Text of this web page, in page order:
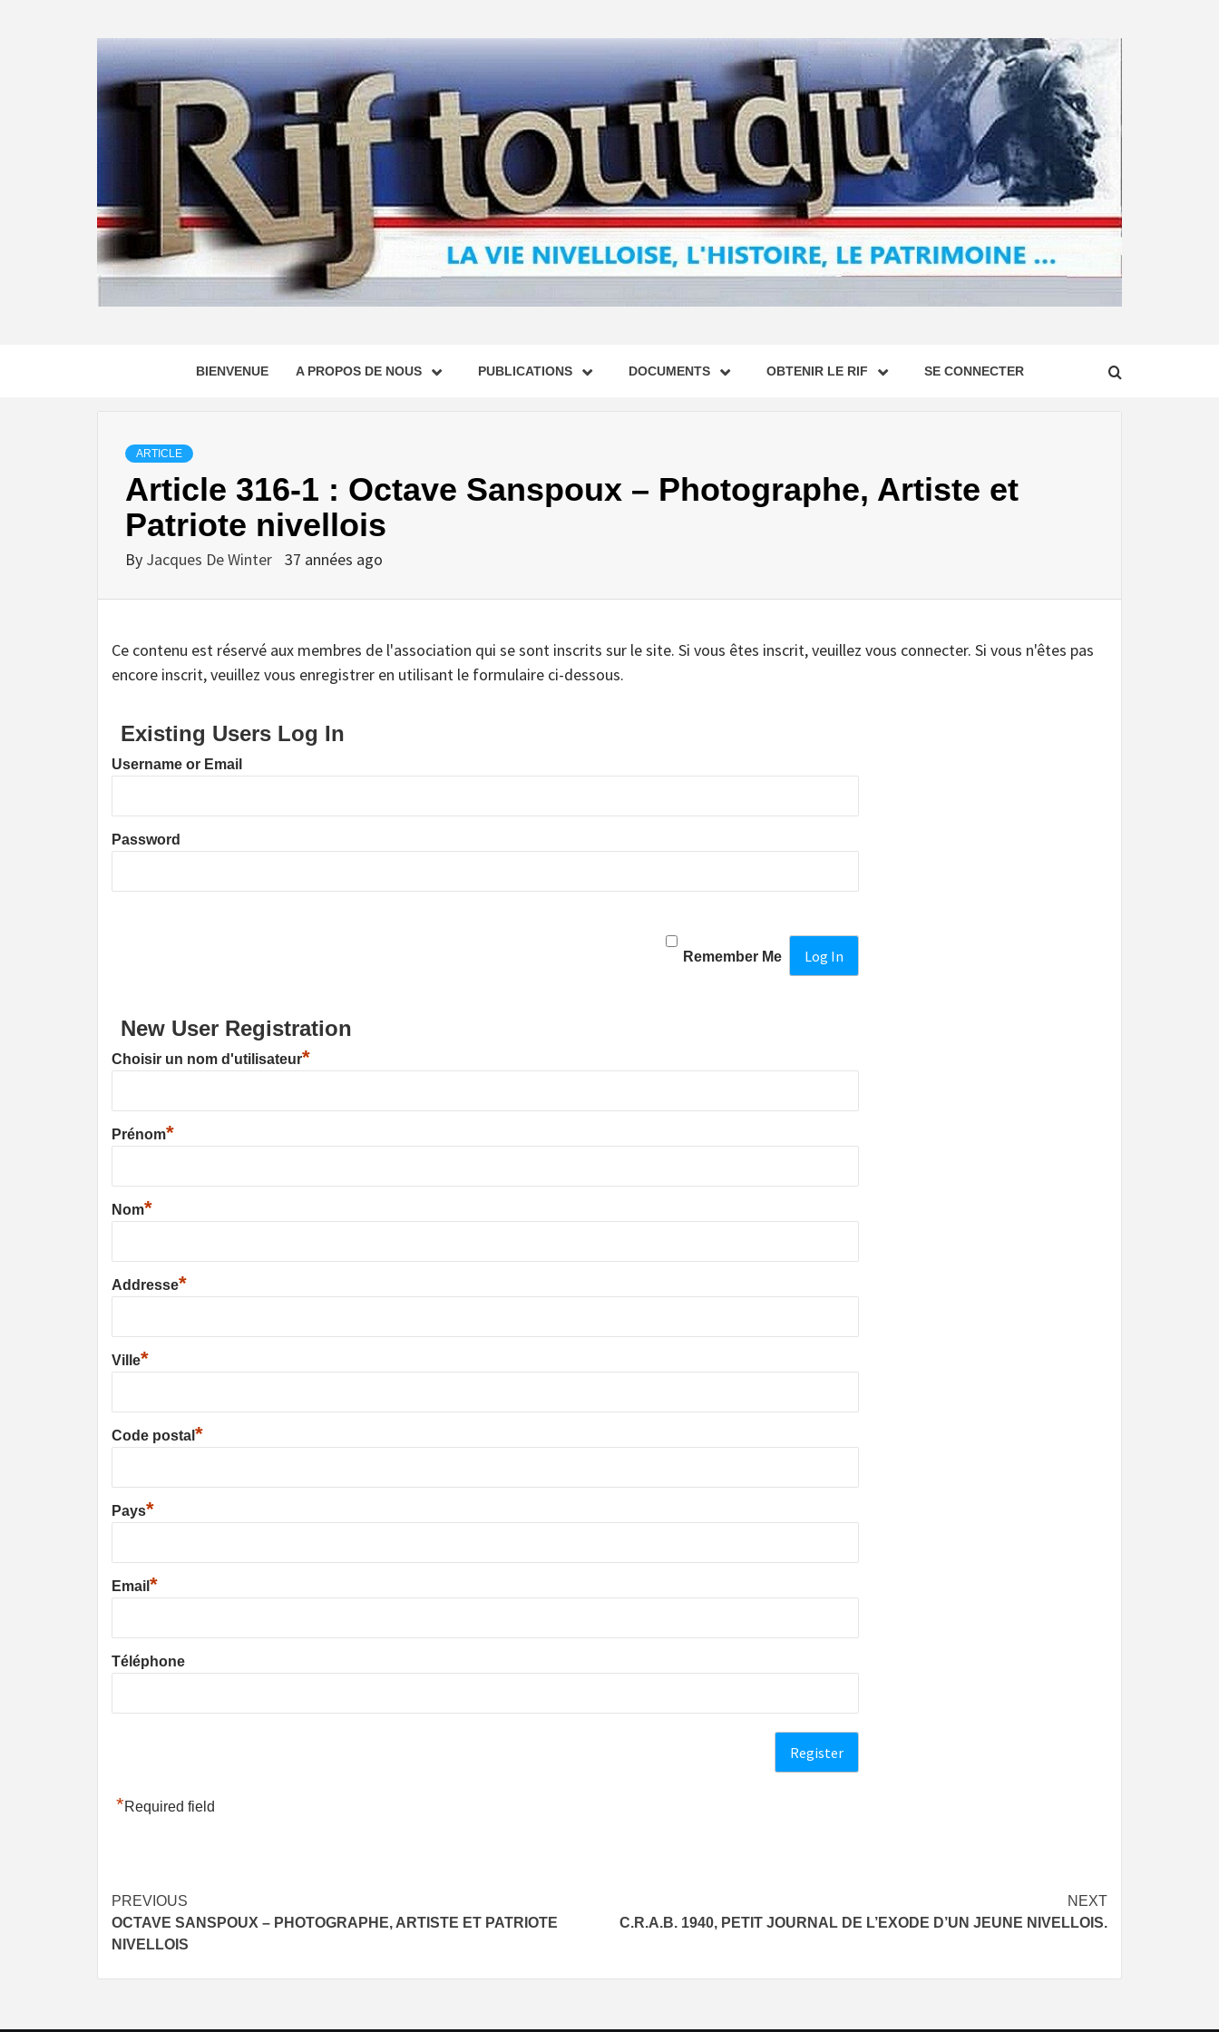
BIENVENUE A PROPOS DE NOUS PUBLICATIONS DOCUMENTS OBTENIR LE RIF SE CONNECTER
ARTICLE
Article 316-1 : Octave Sanspoux – Photographe, Artiste et
Patriote nivellois
By Jacques De Winter 37 années ago
Ce contenu est réservé aux membres de l'association qui se sont inscrits sur le site. Si vous êtes inscrit, veuillez vous connecter. Si vous n'êtes pas
encore inscrit, veuillez vous enregistrer en utilisant le formulaire ci-dessous.
Existing Users Log In
Username or Email
Password
Remember Me
New User Registration
Choisir un nom d'utilisateur*
Prénom*
Nom*
Addresse*
Ville*
Code postal *
Pays*
Email *
Téléphone
*Required field
Post
navigation
PREVIOUS
OCTAVE SANSPOUX – PHOTOGRAPHE, ARTISTE ET PATRIOTE
NIVELLOIS
NEXT
C.R.A.B. 1940, PETIT JOURNAL DE L’EXODE D’UN JEUNE NIVELLOIS.